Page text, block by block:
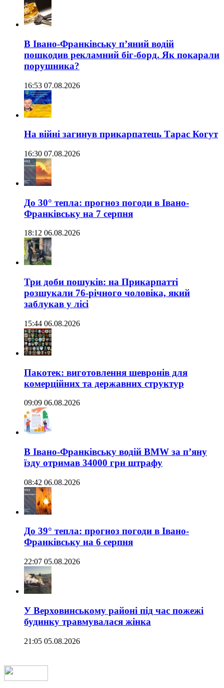
В Івано-Франківську п’яний водій
пошкодив рекламний біг-борд. Як покарали
порушника?
16:53 07.08.2026
На війні загинув прикарпатець Тарас Когут
16:30 07.08.2026
До 30° тепла: прогноз погоди в Івано-
Франківську на 7 серпня
18:12 06.08.2026
Три доби пошуків: на Прикарпатті
розшукали 76-річного чоловіка, який
заблукав у лісі
15:44 06.08.2026
Пакотек: виготовлення шевронів для
комерційних та державних структур
09:09 06.08.2026
В Івано-Франківську водій BMW за п’яну
їзду отримав 34000 грн штрафу
08:42 06.08.2026
До 39° тепла: прогноз погоди в Івано-
Франківську на 6 серпня
22:07 05.08.2026
У Верховинському районі під час пожежі
будинку травмувалася жінка
21:05 05.08.2026